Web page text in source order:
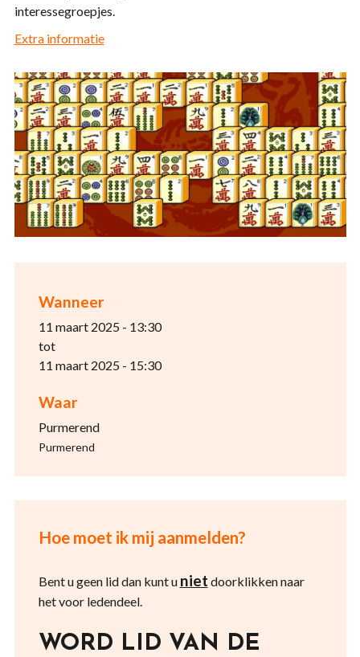
Wanneer
11 maart 2025 - 13:30
tot
11 maart 2025 - 15:30
Waar
Purmerend
Purmerend
Hoe moet ik mij aanmelden?
Bent u geen lid dan kunt u niet doorklikken naar
het voor ledendeel.
WORD LID VAN DE
interessegroepjes.
Extra informatie